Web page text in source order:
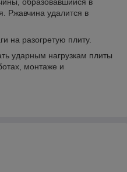
Ржавчина удалится в
на разогретую плиту.
ударным нагрузкам плиты
монтаже и